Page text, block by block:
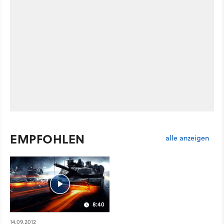
EMPFOHLEN alle anzeigen
8:40
14.09.2012